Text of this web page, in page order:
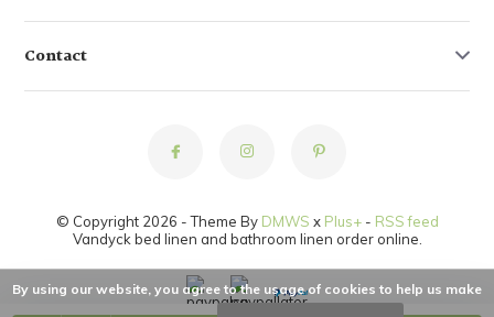
Contact
© Copyright 2026 - Theme By DMWS x Plus+- RSS feed
Vandyck bed linen and bathroom linen order online.
By using our website, you agree to the usage of cookies to help us make